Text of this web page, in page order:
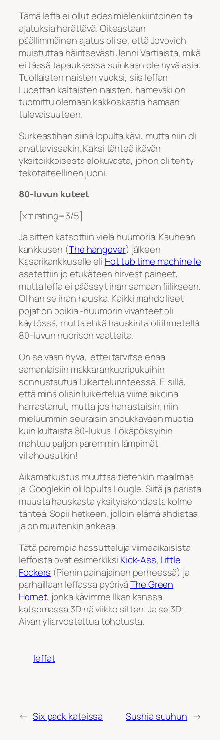
Tämä leffa ei ollut edes mielenkiintoinen tai
ajatuksia herättävä. Oikeastaan
päällimmäinen ajatus oli se, että Jovovich
muistuttaa häiritsevästi Jenni Vartiaista, mikä
ei tässä tapauksessa suinkaan ole hyvä asia.
Tuollaisten naisten vuoksi, siis leffan
Lucettan kaltaisten naisten, hameväki on
tuomittu olemaan kakkoskastia hamaan
tulevaisuuteen.
Surkeastihan siinä lopulta kävi, mutta niin oli
arvattavissakin. Kaksi tähteä ikävän
yksitoikkoisesta elokuvasta, johon oli tehty
tekotaiteellinen juoni.
80-luvun kuteet
[xrr rating=3/5]
Ja sitten katsottiin vielä huumoria. Kauhean
kankkusen (The hangover) jälkeen
Kasarikankkuselle eli Hot tub time machinelle
asetettiin jo etukäteen hirveät paineet,
mutta leffa ei päässyt ihan samaan fiilikseen.
Olihan se ihan hauska. Kaikki mahdolliset
pojat on poikia -huumorin vivahteet oli
käytössä, mutta ehkä hauskinta oli ihmetellä
80-luvun nuorison vaatteita.
On se vaan hyvä, ettei tarvitse enää
samanlaisiin makkarankuoripukuihin
sonnustautua luikertelurinteessä. Ei sillä,
että minä olisin luikertelua viime aikoina
harrastanut, mutta jos harrastaisin, niin
mieluummin seuraisin snoukkaväen muotia
kuin kultaista 80-lukua. Lökäpöksyihin
mahtuu paljon paremmin lämpimät
villahousutkin!
Aikamatkustus muuttaa tietenkin maailmaa
ja Googlekin oli lopulta Lougle. Siitä ja parista
muusta hauskasta yksityiskohdasta kolme
tähteä. Sopii hetkeen, jolloin elämä ahdistaa
ja on muutenkin ankeaa.
Tätä parempia hassutteluja viimeaikaisista
leffoista ovat esimerkiksi Kick-Ass, Little
Fockers (Pienin painajainen perheessä) ja
parhaillaan leffassa pyöriväThe Green
Hornet, jonka kävimme Ilkan kanssa
katsomassa 3D:nä viikko sitten. Ja se 3D:
Aivan yliarvostettua tohotusta.
leffat
← Six pack kateissa Sushia suuhun →